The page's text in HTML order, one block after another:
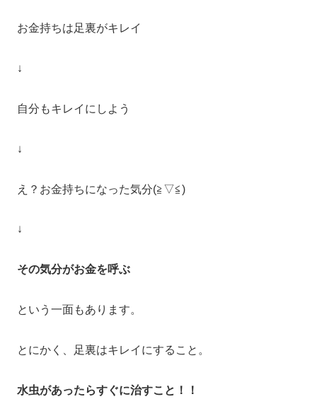
お金持ちは足裏がキレイ
↓
自分もキレイにしよう
↓
え？お金持ちになった気分(≧▽≦)
↓
その気分がお金を呼ぶ
という一面もあります。
とにかく、足裏はキレイにすること。
水虫があったらすぐに治すこと！！